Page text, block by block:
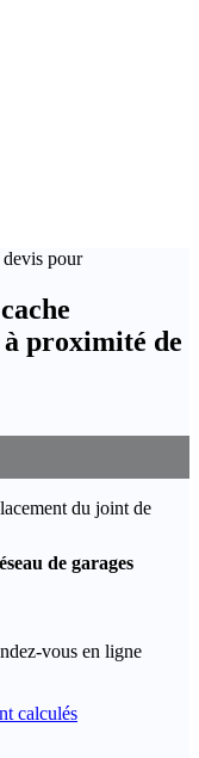
devis pour
proximité de
du joint de
de garages
vous en ligne
calculés